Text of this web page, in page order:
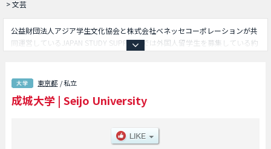
>文芸
公益財団法人アジア学生文化協会と株式会社ベネッセコーポレーションが共
同運営しているJAPAN STUDY SUPPORTでは外国人留学生を募集している約
社会イノベーション学部や文芸学部等、学部別情報や、募集定員や合格者数
など入試情報、施設案内、アクセスなど外国人留学生に必要な情報を掲載し
ているので是非ご利用ください。
東京都 / 私立
成城大学 | Seijo University